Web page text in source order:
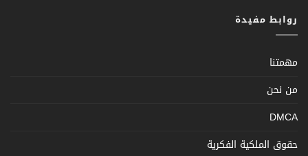
روابط مفيدة
مهمتنا
من نحن
DMCA
حقوق الملكية الفكرية